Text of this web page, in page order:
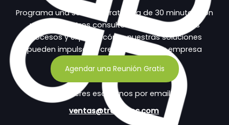
Programa una sesión estratégica de 30 minutos con
uno de nuestros consultores para evaluar tus
procesos y explorar cómo nuestras soluciones
pueden impulsar el crecimiento de tu empresa
Agendar una Reunión Gratis
¿Prefieres escribirnos por email?
ventas@treblatec.com